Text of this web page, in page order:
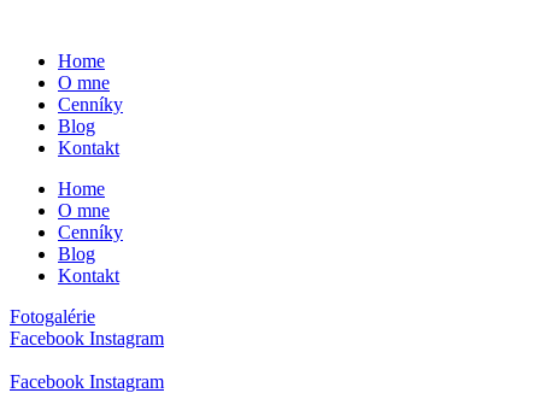
obsah
Home
O mne
Cenníky
Blog
Kontakt
Home
O mne
Cenníky
Blog
Kontakt
Fotogalérie
Facebook Instagram
Facebook Instagram